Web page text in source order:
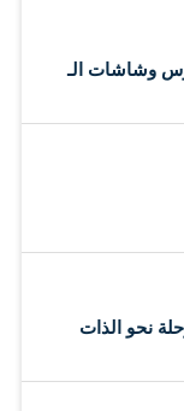
وشاشات الـ
نحو الذات